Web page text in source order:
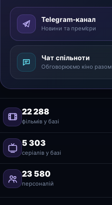
Telegram-канал
Новини та прем’єри
Чат спільноти
Обговорюємо кіно разом
22 288
фільмів у базі
5 303
серіалів у базі
23 580
персоналій